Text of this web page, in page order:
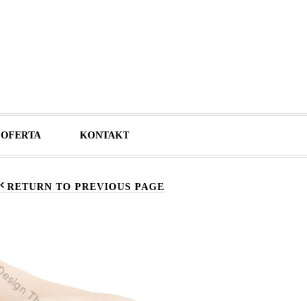
OFERTA KONTAKT
RETURN TO PREVIOUS PAGE